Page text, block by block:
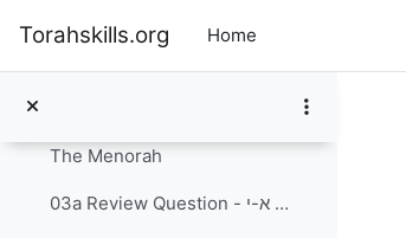
Torahskills.org Home
Collapse
The Menorah
03a Review Question - פרק ג' פסוקים א-י